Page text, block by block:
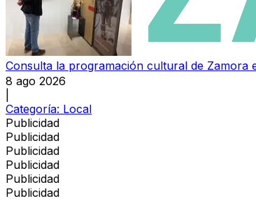
Consulta la programación cultural de Zamora
8 ago 2026
Categoría: Local
Publicidad
Publicidad
Publicidad
Publicidad
Publicidad
Publicidad